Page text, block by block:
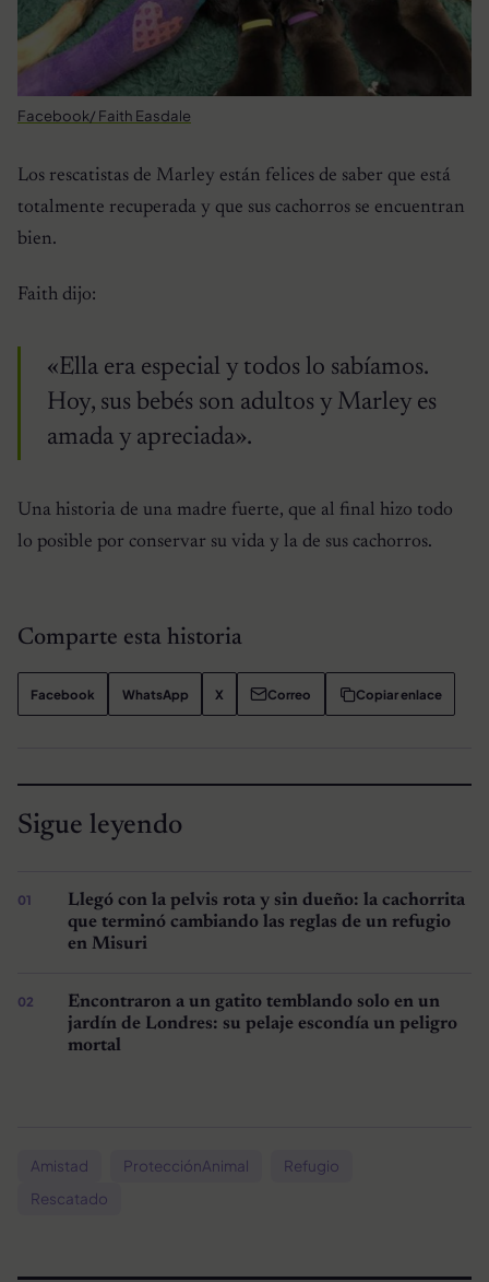
Facebook/ Faith Easdale
Los rescatistas de Marley están felices de saber que está
totalmente recuperada y que sus cachorros se encuentran
bien.
Faith dijo:
«Ella era especial y todos lo sabíamos.
Hoy, sus bebés son adultos y Marley es
amada y apreciada».
Una historia de una madre fuerte, que al final hizo todo
lo posible por conservar su vida y la de sus cachorros.
Comparte esta historia
Facebook WhatsApp X Correo Copiar enlace
Sigue leyendo
Llegó con la pelvis rota y sin dueño: la cachorrita
que terminó cambiando las reglas de un refugio
en Misuri
Encontraron a un gatito temblando solo en un
jardín de Londres: su pelaje escondía un peligro
mortal
Amistad ProtecciónAnimal
Refugio
Rescatado